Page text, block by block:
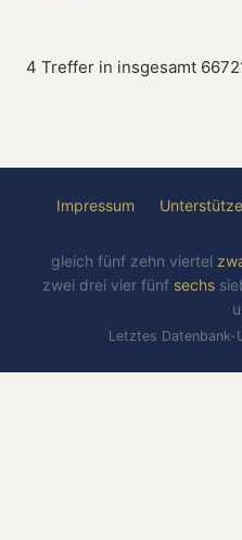
4 Treffer in insgesamt
Impressum
gleich fünf zehn viertel
zwei drei vier fünf sechs
Letztes